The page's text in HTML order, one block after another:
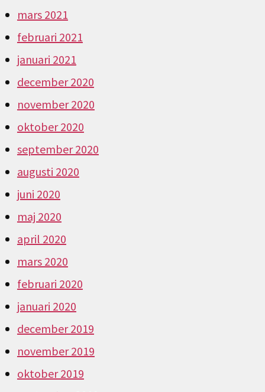
mars 2021
februari 2021
januari 2021
december 2020
november 2020
oktober 2020
september 2020
augusti 2020
juni 2020
maj 2020
april 2020
mars 2020
februari 2020
januari 2020
december 2019
november 2019
oktober 2019